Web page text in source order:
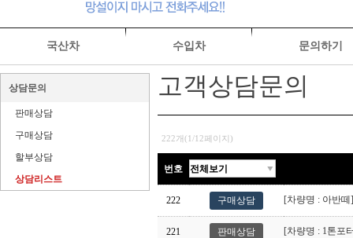
국산차 수입차 문의하기
상담문의
판매상담
구매상담
할부상담
상담리스트
고객상담문의
222개(1/12페이지)
번호
222 구매상담 [차량명 : 아반
221 판매상담 [차량명 : 1톤포